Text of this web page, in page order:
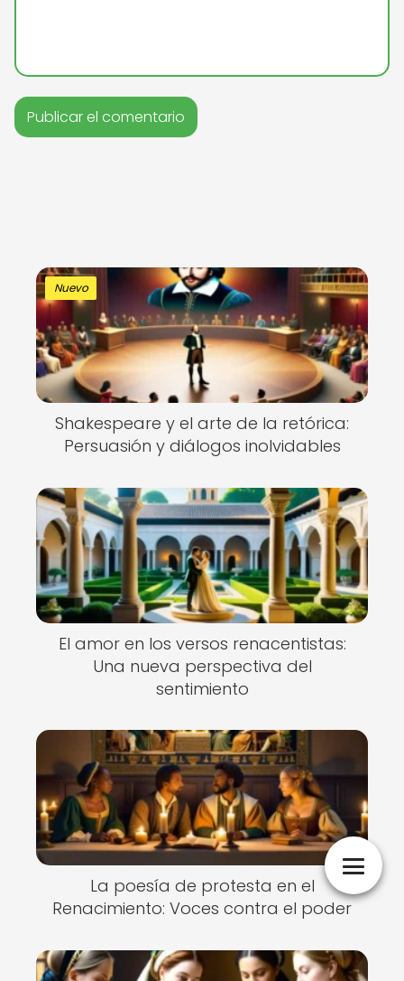
Nuevo
Shakespeare y el arte de la retórica:
Persuasión y diálogos inolvidables
El amor en los versos renacentistas:
Una nueva perspectiva del
sentimiento
La poesía de protesta en el
Renacimiento: Voces contra el poder